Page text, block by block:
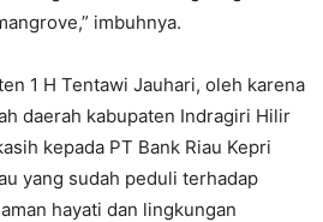
imbuhnya.
1 H Tentawi Jauhari, oleh karena
daerah kabupaten Indragiri Hilir
kepada PT Bank Riau Kepri
yang sudah peduli terhadap
hayati dan lingkungan